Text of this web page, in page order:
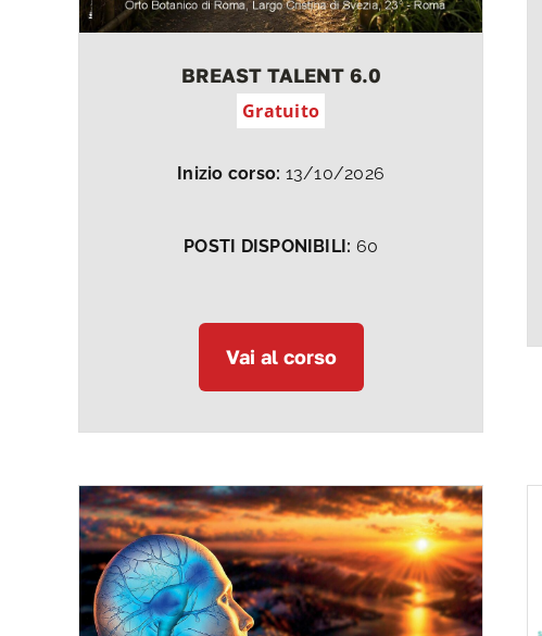
BREAST TALENT 6.0
Gratuito
Inizio corso: 13/10/2026
POSTI DISPONIBILI: 60
Vai al corso